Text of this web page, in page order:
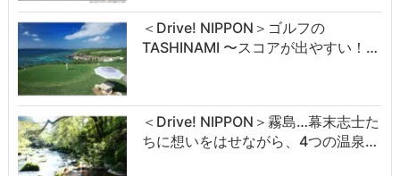
＜Drive! NIPPON＞ゴルフの
TASHINAMI 〜スコアが出やすい！…
＜Drive! NIPPON＞霧島…幕末志士た
ちに想いをはせながら、4つの温泉…